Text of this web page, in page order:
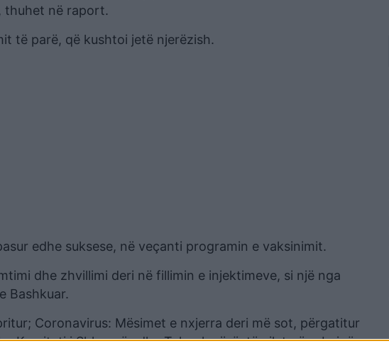
thuhet në raport.
të parë, që kushtoi jetë njerëzish.
edhe suksese, në veçanti programin e vaksinimit.
dhe zhvillimi deri në fillimin e injektimeve, si një nga
Bashkuar.
Coronavirus: Mësimet e nxjerra deri më sot, përgatitur
Komiteti i Shkencës dhe Teknologjisë, të cilat përmbajnë